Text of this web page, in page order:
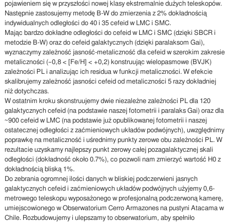
pojawieniem się w przyszłości nowej klasy ekstremalnie dużych teleskopów.
Następnie zastosujemy metodę B-W do zmierzenia z 2% dokładnością
indywidualnych odległości do 40 i 35 cefeid w LMC i SMC.
Mając bardzo dokładne odległości do cefeid w LMC i SMC (dzięki SBCR i
metodzie B-W) oraz do cefeid galaktycznych (dzięki paralaksom Gai),
wyznaczymy zależność jasność-metaliczność dla cefeid w szerokim zakresie
metaliczności (–0,8 < [Fe/H] < +0,2) konstruując wielopasmowe (BVJK)
zależności PL i analizując ich residua w funkcji metaliczności. W efekcie
skalibrujemy zależność jasności cefeid od metaliczności 5 razy dokładniej
niż dotychczas.
W ostatnim kroku skonstruujemy dwie niezależne zależności PL dla 120
galaktycznych cefeid (na podstawie naszej fotometrii i paralaks Gai) oraz dla
~900 cefeid w LMC (na podstawie już opublikowanej fotometrii i naszej
ostatecznej odległości z zaćmieniowych układów podwójnych), uwzględnimy
poprawkę na metaliczność i uśrednimy punkty zerowe obu zależności PL. W
rezultacie uzyskamy najlepszy punkt zerowy całej pozagalaktycznej skali
odległości (dokładność około 0.7%), co pozwoli nam zmierzyć wartość H0 z
dokładnością bliską 1%.
Do zebrania ogromnej ilości danych w bliskiej podczerwieni jasnych
galaktycznych cefeid i zaćmieniowych układów podwójnych użyjemy 0,6-
metrowego teleskopu wyposażonego w profesjonalną podczerwoną kamerę,
umiejscowionego w Obserwatorium Cerro Armazones na pustyni Atacama w
Chile. Rozbudowujemy i ulepszamy to obserwatorium, aby spełniło